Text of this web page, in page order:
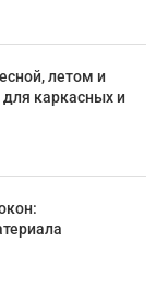
летом и
каркасных и